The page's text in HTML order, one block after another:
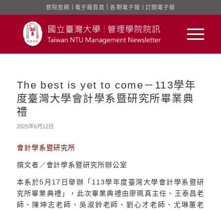
管院官網 電子報首頁 ｜各期電子報 訂閱電子報
The best is yet to come－113學年
度臺灣大學會計學系暨研究所畢業典
禮
2025年6月12日
會計學系暨研究所
撰文者／會計學系暨研究所辦公室
本系於5月17日舉辦「113學年度臺灣大學會計學系暨研
究所畢業典禮」，此次畢業典禮由廖珮真主任、王泰昌老
師、陳坤志老師、吳淑鈴老師、劉心才老師、尤琳蕙老